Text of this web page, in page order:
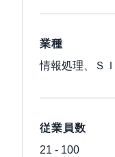
業種
情報処理、Ｓ
従業員数
21 - 100